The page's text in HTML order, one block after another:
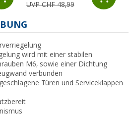
UVP CHF 48,99
wird mit einer stabilen
M6, sowie einer Dichtung
verbunden
Türen und Serviceklappen